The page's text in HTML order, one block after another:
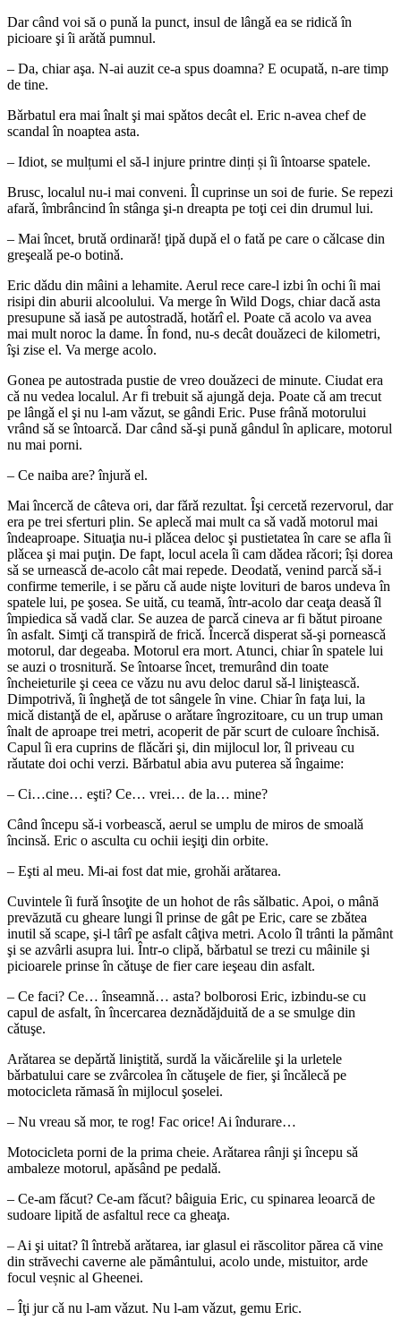
Dar când voi să o punǎ la punct, insul de lângǎ ea se ridicǎ în
picioare şi îi arǎtǎ pumnul.
– Da, chiar aşa. N-ai auzit ce-a spus doamna? E ocupatǎ, n-are timp
de tine.
Bǎrbatul era mai înalt şi mai spǎtos decât el. Eric n-avea chef de
scandal în noaptea asta.
– Idiot, se mulțumi el să-l injure printre dinți și îi întoarse spatele.
Brusc, localul nu-i mai conveni. Îl cuprinse un soi de furie. Se repezi
afarǎ, îmbrâncind în stânga şi-n dreapta pe toţi cei din drumul lui.
– Mai încet, brutǎ ordinarǎ! ţipǎ dupǎ el o fatǎ pe care o cǎlcase din
greşealǎ pe-o botinǎ.
Eric dǎdu din mâini a lehamite. Aerul rece care-l izbi în ochi îi mai
risipi din aburii alcoolului. Va merge în Wild Dogs, chiar dacǎ asta
presupune sǎ iasǎ pe autostradǎ, hotǎrî el. Poate că acolo va avea
mai mult noroc la dame. În fond, nu-s decât douǎzeci de kilometri,
îşi zise el. Va merge acolo.
Gonea pe autostrada pustie de vreo douǎzeci de minute. Ciudat era
cǎ nu vedea localul. Ar fi trebuit sǎ ajungǎ deja. Poate cǎ am trecut
pe lângǎ el şi nu l-am vǎzut, se gândi Eric. Puse frânǎ motorului
vrând sǎ se întoarcǎ. Dar când sǎ-şi punǎ gândul în aplicare, motorul
nu mai porni.
– Ce naiba are? înjurǎ el.
Mai încercǎ de câteva ori, dar fǎrǎ rezultat. Îşi cercetǎ rezervorul, dar
era pe trei sferturi plin. Se aplecǎ mai mult ca sǎ vadǎ motorul mai
îndeaproape. Situaţia nu-i plǎcea deloc şi pustietatea în care se afla îi
plǎcea şi mai puţin. De fapt, locul acela îi cam dǎdea rǎcori; își dorea
sǎ se urneascǎ de-acolo cât mai repede. Deodatǎ, venind parcǎ sǎ-i
confirme temerile, i se pǎru cǎ aude nişte lovituri de baros undeva în
spatele lui, pe şosea. Se uitǎ, cu teamă, într-acolo dar ceaţa deasǎ îl
împiedica sǎ vadǎ clar. Se auzea de parcǎ cineva ar fi bǎtut piroane
în asfalt. Simţi cǎ transpirǎ de fricǎ. Încercǎ disperat sǎ-şi porneascǎ
motorul, dar degeaba. Motorul era mort. Atunci, chiar în spatele lui
se auzi o trosniturǎ. Se întoarse încet, tremurând din toate
încheieturile şi ceea ce vǎzu nu avu deloc darul sǎ-l linişteascǎ.
Dimpotrivǎ, îi îngheţǎ de tot sângele în vine. Chiar în faţa lui, la
micǎ distanţǎ de el, apǎruse o arǎtare îngrozitoare, cu un trup uman
înalt de aproape trei metri, acoperit de păr scurt de culoare închisă.
Capul îi era cuprins de flǎcǎri şi, din mijlocul lor, îl priveau cu
rǎutate doi ochi verzi. Bǎrbatul abia avu puterea sǎ îngaime:
– Ci…cine… eşti? Ce… vrei… de la… mine?
Când începu sǎ-i vorbeascǎ, aerul se umplu de miros de smoalǎ
încinsǎ. Eric o asculta cu ochii ieşiţi din orbite.
– Eşti al meu. Mi-ai fost dat mie, grohǎi arǎtarea.
Cuvintele îi furǎ însoţite de un hohot de râs sǎlbatic. Apoi, o mână
prevăzută cu gheare lungi îl prinse de gât pe Eric, care se zbǎtea
inutil sǎ scape, şi-l târî pe asfalt câţiva metri. Acolo îl trânti la pǎmânt
şi se azvârli asupra lui. Într-o clipǎ, bǎrbatul se trezi cu mâinile şi
picioarele prinse în cǎtuşe de fier care ieşeau din asfalt.
– Ce faci? Ce… înseamnǎ… asta? bolborosi Eric, izbindu-se cu
capul de asfalt, în încercarea deznǎdǎjduitǎ de a se smulge din
cǎtuşe.
Arǎtarea se depǎrtǎ liniştitǎ, surdǎ la vǎicǎrelile şi la urletele
bǎrbatului care se zvârcolea în cǎtuşele de fier, şi încǎlecǎ pe
motocicleta rămasă în mijlocul şoselei.
– Nu vreau sǎ mor, te rog! Fac orice! Ai îndurare…
Motocicleta porni de la prima cheie. Arǎtarea rânji şi începu sǎ
ambaleze motorul, apǎsând pe pedalǎ.
– Ce-am fǎcut? Ce-am fǎcut? bâiguia Eric, cu spinarea leoarcă de
sudoare lipitǎ de asfaltul rece ca gheaţa.
– Ai şi uitat? îl întrebǎ arǎtarea, iar glasul ei răscolitor părea că vine
din străvechi caverne ale pământului, acolo unde, mistuitor, arde
focul veșnic al Gheenei.
– Îţi jur cǎ nu l-am vǎzut. Nu l-am vǎzut, gemu Eric.